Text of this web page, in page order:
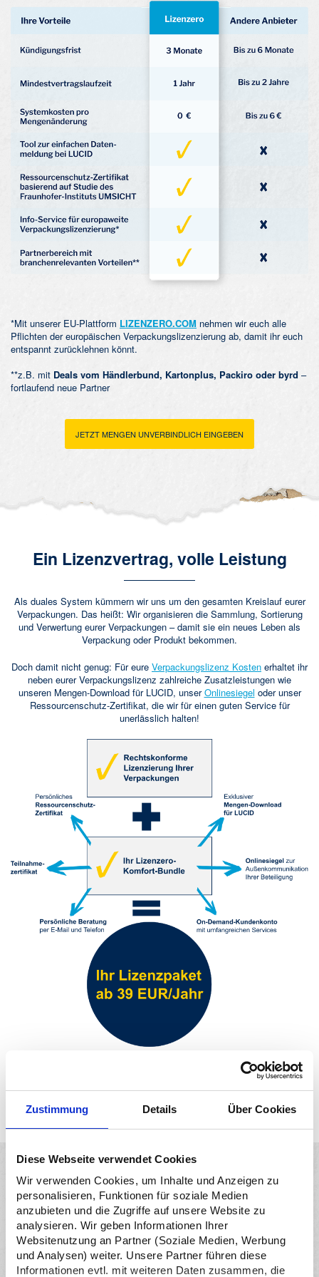
Zustimmung Details Über Cookies
Diese Webseite verwendet Cookies
Wir verwenden Cookies, um Inhalte und Anzeigen zu
personalisieren, Funktionen für soziale Medien
anzubieten und die Zugriffe auf unsere Website zu
analysieren. Wir geben Informationen Ihrer
Websitenutzung an Partner (Soziale Medien, Werbung
und Analysen) weiter. Unsere Partner führen diese
Informationen evtl. mit weiteren Daten zusammen, die
*Mit unserer EU-Plattform LIZENZERO.COM nehmen wir euch alle
Pflichten der europäischen Verpackungslizenzierung ab, damit ihr euch
entspannt zurücklehnen könnt.
**z.B. mit Deals vom Händlerbund, Kartonplus, Packiro oder byrd –
fortlaufend neue Partner
JETZT MENGEN UNVERBINDLICH EINGEBEN
Ein Lizenzvertrag, volle Leistung
Als duales System kümmern wir uns um den gesamten Kreislauf eurer
Verpackungen. Das heißt: Wir organisieren die Sammlung, Sortierung
und Verwertung eurer Verpackungen – damit sie ein neues Leben als
Verpackung oder Produkt bekommen.
Doch damit nicht genug: Für eure Verpackungslizenz Kosten erhaltet ihr
neben eurer Verpackungslizenz zahlreiche Zusatzleistungen wie
unseren Mengen-Download für LUCID, unserOnlinesiegel oder unser
Ressourcenschutz-Zertifikat, die wir für einen guten Service für
unerlässlich halten!
Das bieten wir euch